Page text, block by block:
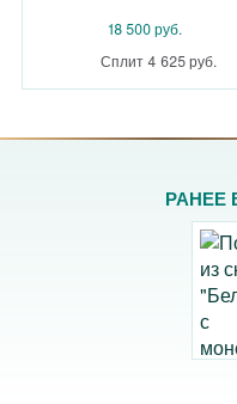
18 500 руб.
Сплит 4 625 руб.
РАНЕЕ